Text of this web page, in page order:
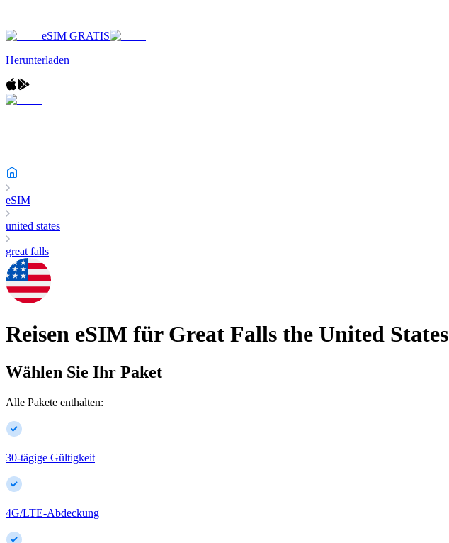
eSIM GRATIS
Herunterladen
eSIM
united states
great falls
Reisen eSIM für Great Falls the United States
Wählen Sie Ihr Paket
Alle Pakete enthalten:
30-tägige Gültigkeit
4G/LTE-Abdeckung